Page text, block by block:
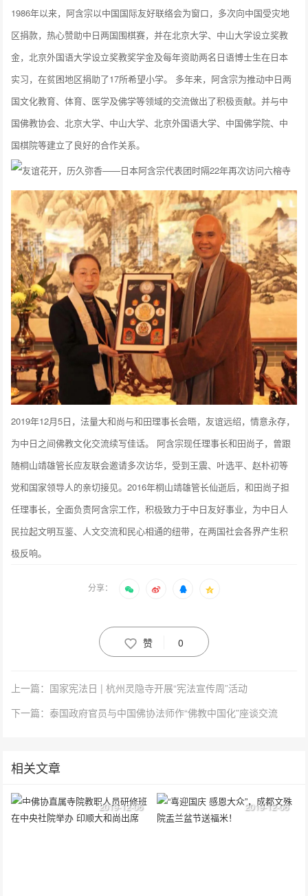
1986年以来，阿含宗以中国国际友好联络会为窗口，多次向中国受灾地
区捐款，热心赞助中日两国围棋赛，并在北京大学、中山大学设立奖教
金，北京外国语大学设立奖教奖学金及每年资助两名日语博士生在日本
实习，在贫困地区捐助了17所希望小学。 多年来，阿含宗为推动中日两
国文化教育、体育、医学及佛学等领域的交流做出了积极贡献。并与中
国佛教协会、北京大学、中山大学、北京外国语大学、中国佛学院、中
国棋院等建立了良好的合作关系。
2019年12月5日，法量大和尚与和田理事长会晤，友谊远绍，情意永存，
为中日之间佛教文化交流续写佳话。 阿含宗现任理事长和田尚子，曾跟
随桐山靖雄管长应友联会邀请多次访华，受到王震、叶选平、赵朴初等
党和国家领导人的亲切接见。2016年桐山靖雄管长仙逝后，和田尚子担
任理事长，全面负责阿含宗工作，积极致力于中日友好事业，为中日人
民拉起文明互鉴、人文交流和民心相通的纽带，在两国社会各界产生积
极反响。
分享：
赞 0
上一篇：国家宪法日 | 杭州灵隐寺开展“宪法宣传周”活动
下一篇：泰国政府官员与中国佛协法师作“佛教中国化”座谈交流
相关文章
2019-12-06 2019-12-06